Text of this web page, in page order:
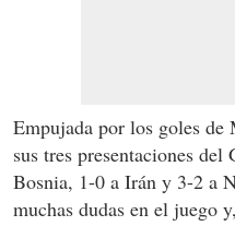
Empujada por los goles de
sus tres presentaciones
Bosnia, 1-0 a Irán y 3-2 a
muchas dudas en el juego